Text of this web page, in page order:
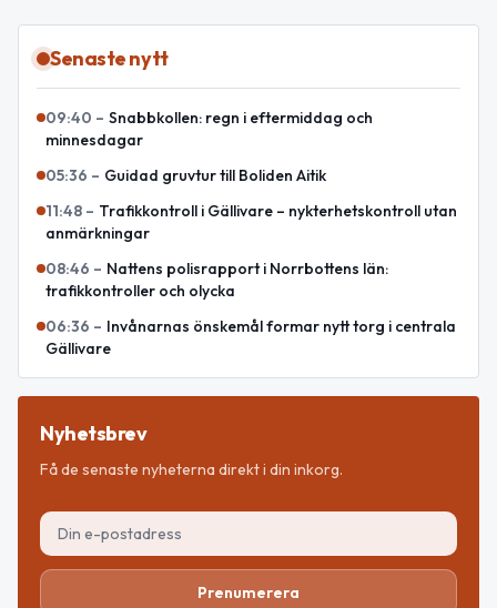
Senaste nytt
09:40 – Snabbkollen: regn i eftermiddag och
minnesdagar
05:36 – Guidad gruvtur till Boliden Aitik
11:48 – Trafikkontroll i Gällivare – nykterhetskontroll utan
anmärkningar
08:46 – Nattens polisrapport i Norrbottens län:
trafikkontroller och olycka
06:36 – Invånarnas önskemål formar nytt torg i centrala
Gällivare
Nyhetsbrev
Få de senaste nyheterna direkt i din inkorg.
Prenumerera